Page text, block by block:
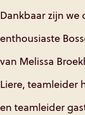
Dankbaar zijn we
enthousiaste
van Melissa
Liere, teamleider
en teamleider